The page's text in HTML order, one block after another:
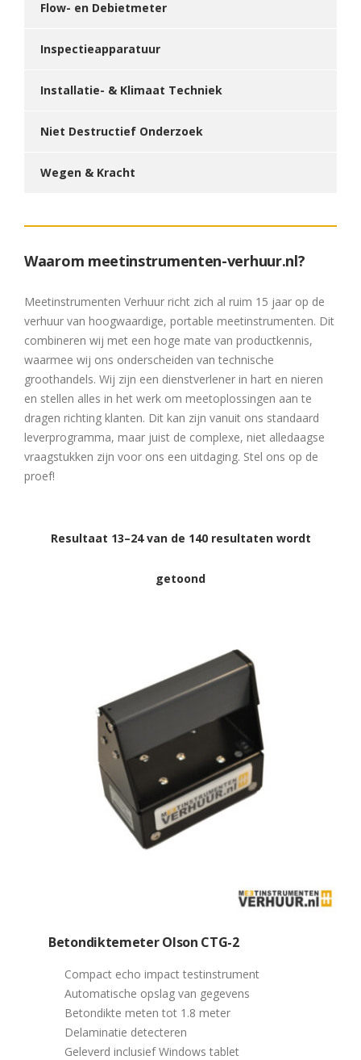
Flow- en Debietmeter
Inspectieapparatuur
Installatie- & Klimaat Techniek
Niet Destructief Onderzoek
Wegen & Kracht
Waarom meetinstrumenten-verhuur.nl?
Meetinstrumenten Verhuur richt zich al ruim 15 jaar op de
verhuur van hoogwaardige, portable meetinstrumenten. Dit
combineren wij met een hoge mate van productkennis,
waarmee wij ons onderscheiden van technische
groothandels. Wij zijn een dienstverlener in hart en nieren
en stellen alles in het werk om meetoplossingen aan te
dragen richting klanten. Dit kan zijn vanuit ons standaard
leverprogramma, maar juist de complexe, niet alledaagse
vraagstukken zijn voor ons een uitdaging. Stel ons op de
proef!
Resultaat 13–24 van de 140 resultaten wordt
getoond
Betondiktemeter Olson CTG-2
Compact echo impact testinstrument
Automatische opslag van gegevens
Betondikte meten tot 1.8 meter
Delaminatie detecteren
Geleverd inclusief Windows tablet